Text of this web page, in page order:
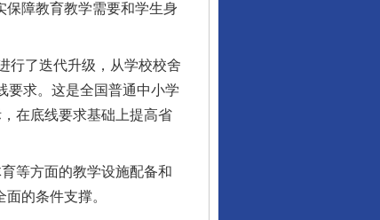
保障教育教学需要和学生身
了迭代升级，从学校校舍
要求。这是全国普通中小学
在底线要求基础上提高省
等方面的教学设施配备和
的条件支撑。